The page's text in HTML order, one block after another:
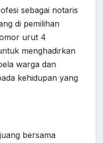
sebagai notaris
di pemilihan
urut 4
menghadirkan
warga dan
kehidupan yang
bersama